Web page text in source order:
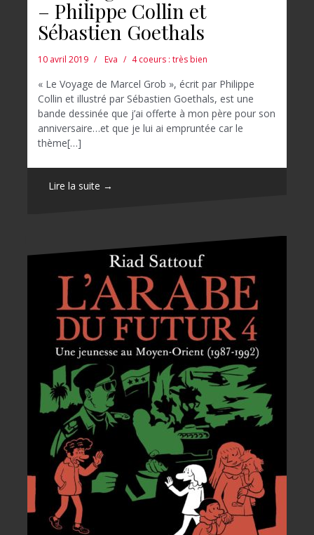
– Philippe Collin et
Sébastien Goethals
10 avril 2019 Eva 4 coeurs : très bien
« Le Voyage de Marcel Grob », écrit par Philippe
Collin et illustré par Sébastien Goethals, est une
bande dessinée que j’ai offerte à mon père pour son
anniversaire…et que je lui ai empruntée car le
thème[…]
Lire la suite →